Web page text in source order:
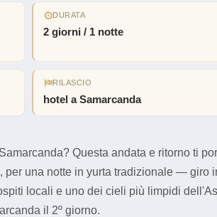
DURATA
2 giorni / 1 notte
RILASCIO
hotel a Samarcanda
Questa andata e ritorno ti
, per una notte in yurta tradizionale — giro
locali e uno dei cieli più limpidi
il 2º giorno.